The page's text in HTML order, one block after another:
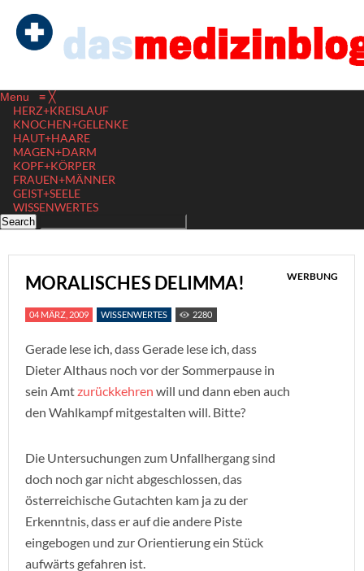
Menu ≡ ╳
HERZ+KREISLAUF
KNOCHEN+GELENKE
HAUT+HAARE
MAGEN+DARM
KOPF+KÖRPER
FRAUEN+MÄNNER
GEIST+SEELE
WISSENWERTES
MORALISCHES DELIMMA! WERBUNG
04 MÄRZ, 2009 WISSENWERTES 2280
Gerade lese ich, dass Gerade lese ich, dass
Dieter Althaus noch vor der Sommerpause in
sein Amtzurückkehren will und dann eben auch
den Wahlkampf mitgestalten will. Bitte?
Die Untersuchungen zum Unfallhergang sind
doch noch gar nicht abgeschlossen, das
österreichische Gutachten kam ja zu der
Erkenntnis, dass er auf die andere Piste
eingebogen und zur Orientierung ein Stück
aufwärts gefahren ist.